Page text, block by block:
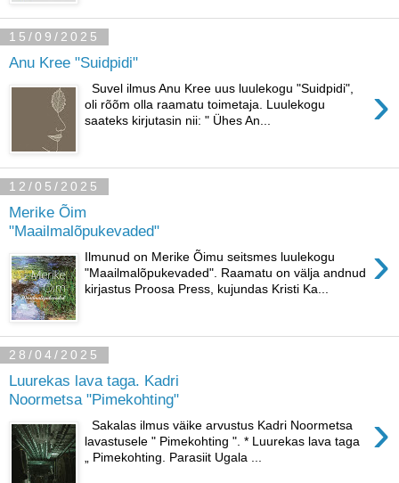
15/09/2025
Anu Kree "Suidpidi"
›
Suvel ilmus Anu Kree uus luulekogu "Suidpidi",
oli rõõm olla raamatu toimetaja. Luulekogu
saateks kirjutasin nii: " Ühes An...
12/05/2025
Merike Õim
"Maailmalõpukevaded"
›
Ilmunud on Merike Õimu seitsmes luulekogu
"Maailmalõpukevaded". Raamatu on välja andnud
kirjastus Proosa Press, kujundas Kristi Ka...
28/04/2025
Luurekas lava taga. Kadri
Noormetsa "Pimekohting"
›
Sakalas ilmus väike arvustus Kadri Noormetsa
lavastusele " Pimekohting ". * Luurekas lava taga
„ Pimekohting. Parasiit Ugala ...